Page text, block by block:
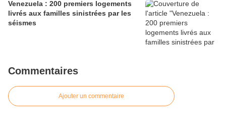
Venezuela : 200 premiers logements
livrés aux familles sinistrées par les
séismes
Commentaires
Ajouter un commentaire